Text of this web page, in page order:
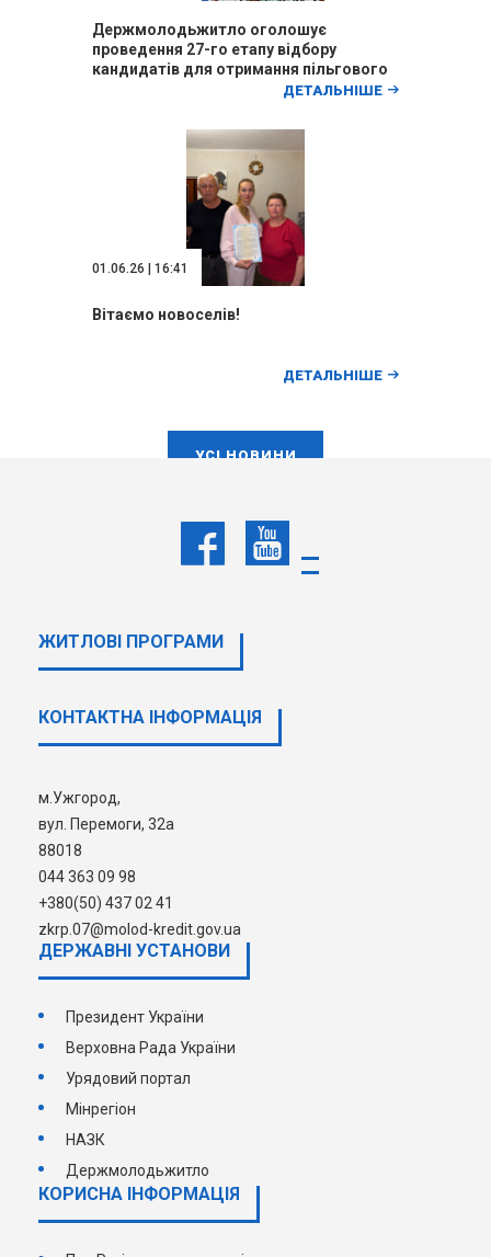
Держмолодьжитло оголошує
проведення 27-го етапу відбору
кандидатів для отримання пільгового
іпотечного кредиту за програмою
ДЕТАЛЬНІШЕ
01.06.26 | 16:41
Вітаємо новоселів!
ДЕТАЛЬНІШЕ
УСI НОВИНИ
ЖИТЛОВІ ПРОГРАМИ
КОНТАКТНА ІНФОРМАЦІЯ
м.Ужгород,
вул. Перемоги, 32а
88018
044 363 09 98
+380(50) 437 02 41
zkrp.07@molod-kredit.gov.ua
ДЕРЖАВНI УСТАНОВИ
Президент України
Верховна Рада України
Урядовий портал
Мінрегіон
НАЗК
Держмолодьжитло
КОРИСНА ІНФОРМАЦІЯ